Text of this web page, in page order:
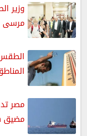
وزير
مرسى
مصر
مضيق